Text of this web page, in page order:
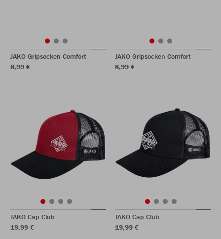
JAKO Gripsocken Comfort
8,99 €
JAKO Gripsocken Comfort
8,99 €
JAKO Cap Club
19,99 €
JAKO Cap Club
19,99 €